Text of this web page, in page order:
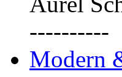
----------
Modern